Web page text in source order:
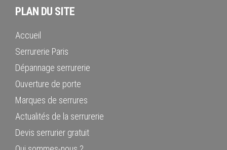
PLAN DU SITE
Accueil
Serrurerie Paris
Dépannage serrurerie
Ouverture de porte
Marques de serrures
Actualités de la serrurerie
Devis serrurier gratuit